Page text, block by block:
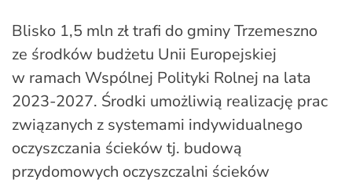
Blisko 1,5 mln zł trafi do gminy Trzemeszno
ze środków budżetu Unii Europejskiej
w ramach Wspólnej Polityki Rolnej na lata
2023-2027. Środki umożliwią realizację prac
związanych z systemami indywidualnego
oczyszczania ścieków tj. budową
przydomowych oczyszczalni ścieków